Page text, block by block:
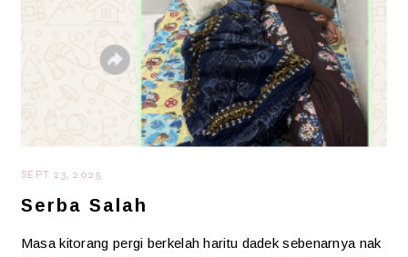
SEPT 23, 2025
Serba Salah
Masa kitorang pergi berkelah haritu dadek sebenarnya nak